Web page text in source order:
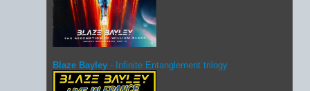
Blaze Bayley - Infinite Entanglement trilogy